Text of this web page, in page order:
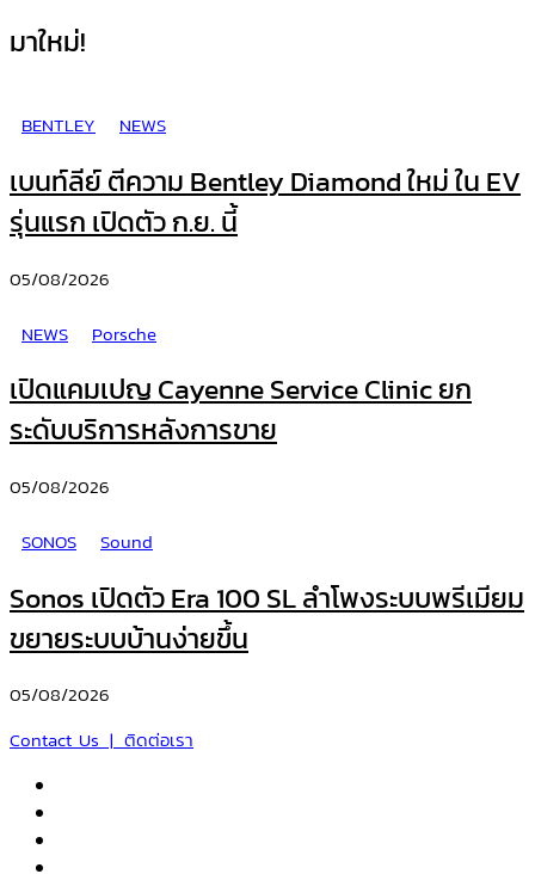
มาใหม่!
BENTLEY NEWS
เบนท์ลีย์ ตีความ Bentley Diamond ใหม่ ใน EV
รุ่นแรก เปิดตัว ก.ย. นี้
05/08/2026
NEWS
Porsche
เปิดแคมเปญ Cayenne Service Clinic ยก
ระดับบริการหลังการขาย
05/08/2026
SONOS
Sound
Sonos เปิดตัว Era 100 SL ลำโพงระบบพรีเมียม
ขยายระบบบ้านง่ายขึ้น
05/08/2026
Contact Us | ติดต่อเรา